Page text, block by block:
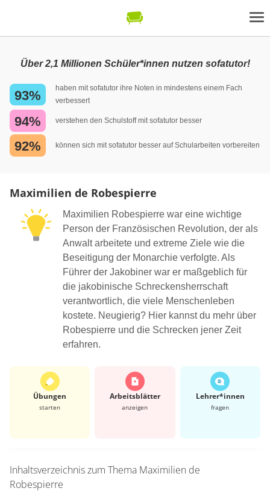
Über 2,1 Millionen Schüler*innen nutzen sofatutor!
93%
haben mit sofatutor ihre Noten in mindestens einem Fach
verbessert
94% verstehen den Schulstoff mit sofatutor besser
92% können sich mit sofatutor besser auf Schularbeiten vorbereiten
Maximilien de Robespierre
Maximilien Robespierre war eine wichtige
Person der Französischen Revolution, der als
Anwalt arbeitete und extreme Ziele wie die
Beseitigung der Monarchie verfolgte. Als
Führer der Jakobiner war er maßgeblich für
die jakobinische Schreckensherrschaft
verantwortlich, die viele Menschenleben
kostete. Neugierig? Hier kannst du mehr über
Robespierre und die Schrecken jener Zeit
erfahren.
Übungen
starten
Arbeits­blätter
anzeigen
Lehrer*​innen
fragen
Inhaltsverzeichnis zum Thema Maximilien de
Robespierre